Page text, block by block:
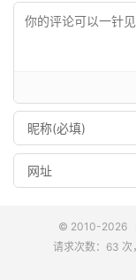
© 2010-2026
请求次数：63